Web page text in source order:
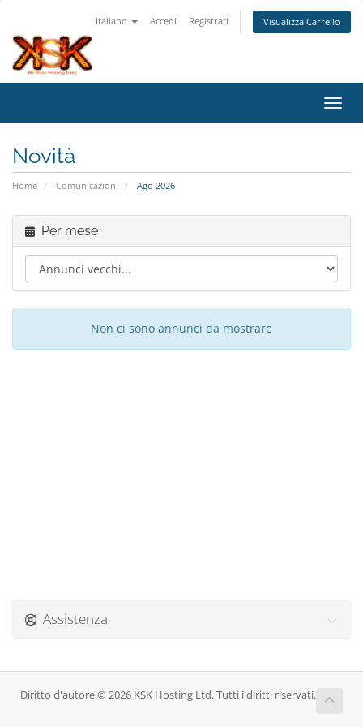
Italiano Accedi Registrati Visualizza Carrello
Novità
Home Comunicazioni Ago 2026
Per mese
Non ci sono annunci da mostrare
Assistenza
Diritto d'autore © 2026 KSK Hosting Ltd. Tutti i diritti riservati.